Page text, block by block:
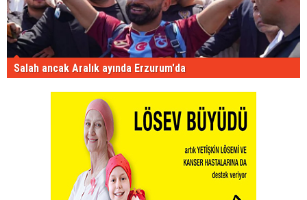
Salah ancak Aralık ayında Erzurum'da